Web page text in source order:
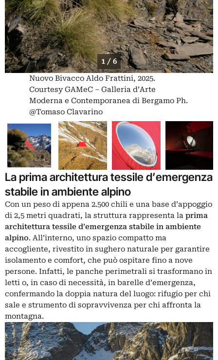
1 / 6
Nuovo Bivacco Aldo Frattini, 2025.
Courtesy GAMeC – Galleria d’Arte
Moderna e Contemporanea di Bergamo Ph.
@Tomaso Clavarino
La prima architettura tessile d’emergenza
stabile in ambiente alpino
Con un peso di appena 2.500 chili e una base d’appoggio
di 2,5 metri quadrati, la struttura rappresenta la prima
architettura tessile d’emergenza stabile in ambiente
alpino. All’interno, uno spazio compatto ma
accogliente, rivestito in sughero naturale per garantire
isolamento e comfort, che può ospitare fino a nove
persone. Infatti, le panche perimetrali si trasformano in
letti o, in caso di necessità, in barelle d’emergenza,
confermando la doppia natura del luogo: rifugio per chi
sale e strumento di sopravvivenza per chi affronta la
montagna.